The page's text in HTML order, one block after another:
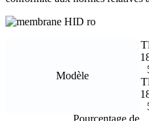
Modèle